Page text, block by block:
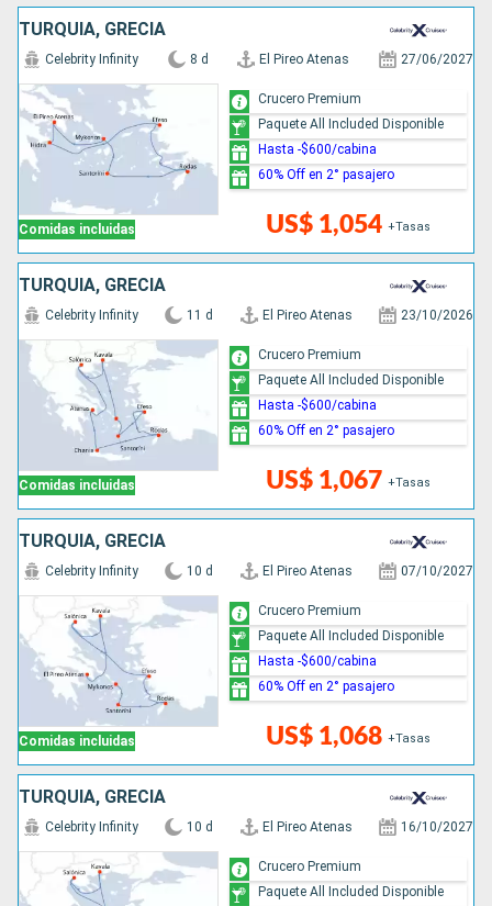
TURQUÍA, GRECIA
Comidas incluidas
Celebrity Infinity 8 d El Pireo Atenas 27/06/2027
US$ 1,054 +Tasas
Crucero Premium
Paquete All Included Disponible
Hasta -$600/cabina
60% Off en 2° pasajero
TURQUÍA, GRECIA
Comidas incluidas
Celebrity Infinity 11 d El Pireo Atenas 23/10/2026
US$ 1,067 +Tasas
Crucero Premium
Paquete All Included Disponible
Hasta -$600/cabina
60% Off en 2° pasajero
TURQUÍA, GRECIA
Comidas incluidas
Celebrity Infinity 10 d El Pireo Atenas 07/10/2027
US$ 1,068 +Tasas
Crucero Premium
Paquete All Included Disponible
Hasta -$600/cabina
60% Off en 2° pasajero
TURQUÍA, GRECIA
Celebrity Infinity 10 d El Pireo Atenas 16/10/2027
Crucero Premium
Paquete All Included Disponible